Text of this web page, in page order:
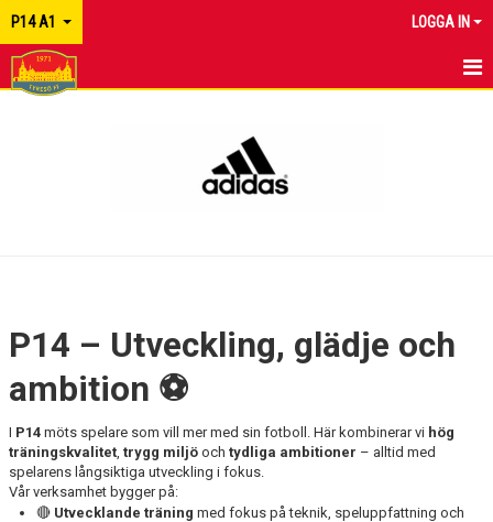
P14 A1 LOGGA IN
KONTAKT
P14 – Utveckling, glädje och
ambition ⚽
I P14 möts spelare som vill mer med sin fotboll. Här kombinerar vi hög
träningskvalitet, trygg miljö och tydliga ambitioner – alltid med
spelarens långsiktiga utveckling i fokus.
Vår verksamhet bygger på:
🔴 Utvecklande träning med fokus på teknik, speluppfattning och